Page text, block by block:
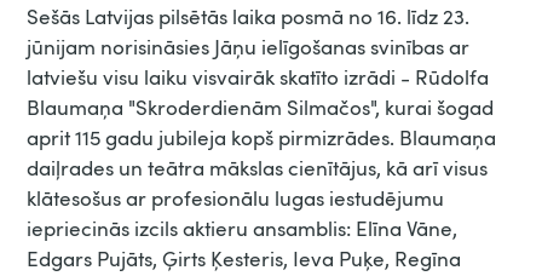
Sešās Latvijas pilsētās laika posmā no 16. līdz 23.
jūnijam norisināsies Jāņu ielīgošanas svinības ar
latviešu visu laiku visvairāk skatīto izrādi - Rūdolfa
Blaumaņa "Skroderdienām Silmačos", kurai šogad
aprit 115 gadu jubileja kopš pirmizrādes. Blaumaņa
daiļrades un teātra mākslas cienītājus, kā arī visus
klātesošus ar profesionālu lugas iestudējumu
iepriecinās izcils aktieru ansamblis: Elīna Vāne,
Edgars Pujāts, Ģirts Ķesteris, Ieva Puķe, Regīna